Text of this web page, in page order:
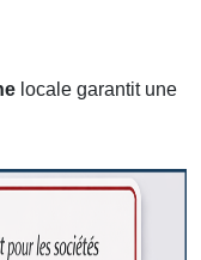
locale garantit une